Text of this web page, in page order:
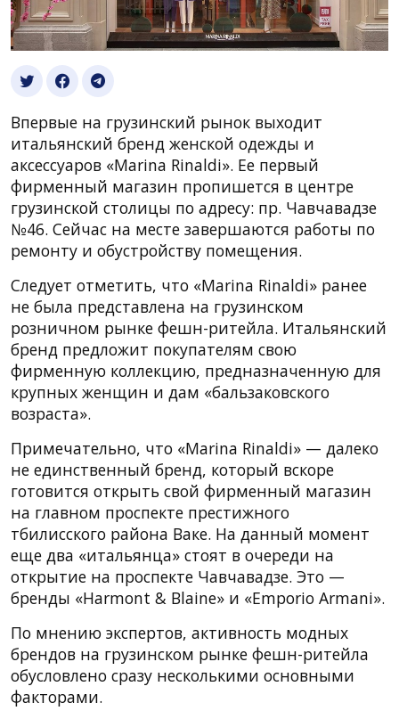
Впервые на грузинский рынок выходит
итальянский бренд женской одежды и
аксессуаров «Marina Rinaldi». Ее первый
фирменный магазин пропишется в центре
грузинской столицы по адресу: пр. Чавчавадзе
№46. Сейчас на месте завершаются работы по
ремонту и обустройству помещения.
Следует отметить, что «Marina Rinaldi» ранее
не была представлена на грузинском
розничном рынке фешн-ритейла. Итальянский
бренд предложит покупателям свою
фирменную коллекцию, предназначенную для
крупных женщин и дам «бальзаковского
возраста».
Примечательно, что «Marina Rinaldi» — далеко
не единственный бренд, который вскоре
готовится открыть свой фирменный магазин
на главном проспекте престижного
тбилисского района Ваке. На данный момент
еще два «итальянца» стоят в очереди на
открытие на проспекте Чавчавадзе. Это —
бренды «Harmont & Blaine» и «Emporio Armani».
По мнению экспертов, активность модных
брендов на грузинском рынке фешн-ритейла
обусловлено сразу несколькими основными
факторами.